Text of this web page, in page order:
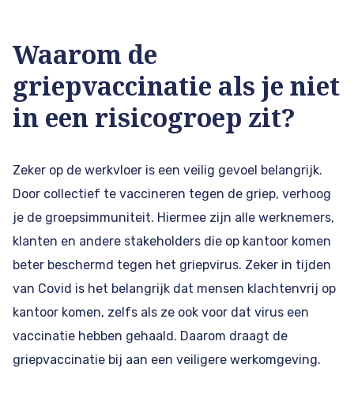
Waarom de
griepvaccinatie als je niet
in een risicogroep zit?
Zeker op de werkvloer is een veilig gevoel belangrijk.
Door collectief te vaccineren tegen de griep, verhoog
je de groepsimmuniteit. Hiermee zijn alle werknemers,
klanten en andere stakeholders die op kantoor komen
beter beschermd tegen het griepvirus. Zeker in tijden
van Covid is het belangrijk dat mensen klachtenvrij op
kantoor komen, zelfs als ze ook voor dat virus een
vaccinatie hebben gehaald. Daarom draagt de
griepvaccinatie bij aan een veiligere werkomgeving.